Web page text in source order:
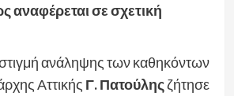
αναφέρεται σε σχετική
ανάληψης των καθηκόντων
Αττικής Γ. Πατούληςζήτησε